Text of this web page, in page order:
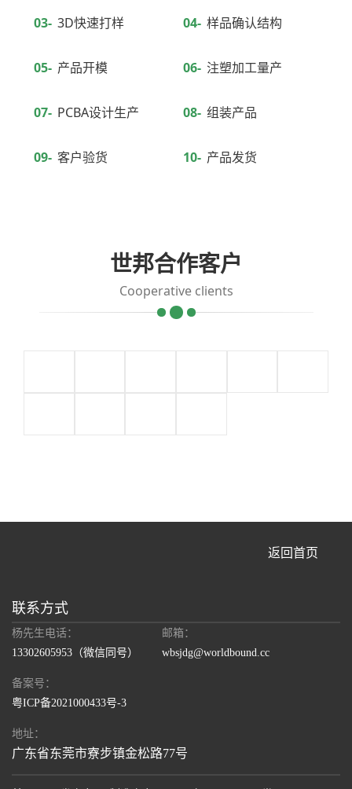
03- 3D快速打样 04- 样品确认结构
05- 产品开模 06- 注塑加工量产
07- PCBA设计生产 08- 组装产品
09- 客户验货 10- 产品发货
世邦合作客户
Cooperative clients
返回首页
联系方式
杨先生电话：
13302605953 （微信同号）
邮箱：
wbsjdg@worldbound.cc
备案号：
粤ICP备2021000433号-3
地址：
广东省东莞市寮步镇金松路77号